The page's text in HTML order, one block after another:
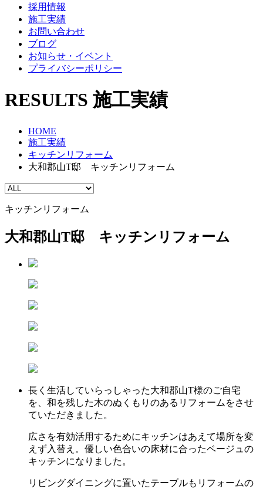
採用情報
施工実績
お問い合わせ
ブログ
お知らせ・イベント
プライバシーポリシー
RESULTS 施工実績
HOME
施工実績
キッチンリフォーム
大和郡山T邸 キッチンリフォーム
キッチンリフォーム
大和郡山T邸 キッチンリフォーム
長く生活していらっしゃった大和郡山T様のご自宅
を、和を残した木のぬくもりのあるリフォームをさせ
ていただきました。
広さを有効活用するためにキッチンはあえて場所を変
えず入替え。優しい色合いの床材に合ったベージュの
キッチンになりました。
リビングダイニングに置いたテーブルもリフォームの